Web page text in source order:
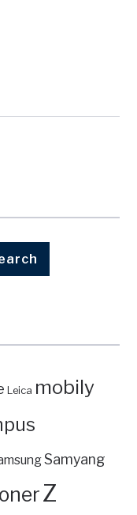
Leica mobily
Samyang
Z